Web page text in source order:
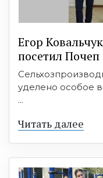
Егор
посетил Почеп
уделено особое
...
Читать далее